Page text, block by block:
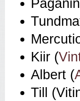
Kiir (
Albert (
Till